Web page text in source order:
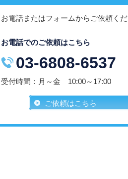
お電話またはフォームからご依頼くだ
お電話でのご依頼はこちら
03-6808-6537
受付時間：月～金 10:00～17:00
ご依頼はこちら